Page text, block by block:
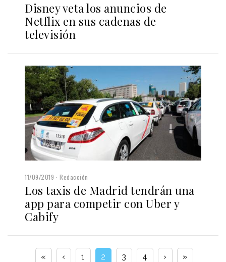
Disney veta los anuncios de
Netflix en sus cadenas de
televisión
11/09/2019 Redacción
Los taxis de Madrid tendrán una
app para competir con Uber y
Cabify
« ‹ 1 2 3 4 › »